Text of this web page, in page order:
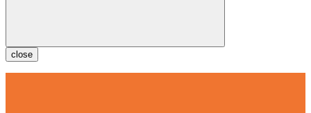
close